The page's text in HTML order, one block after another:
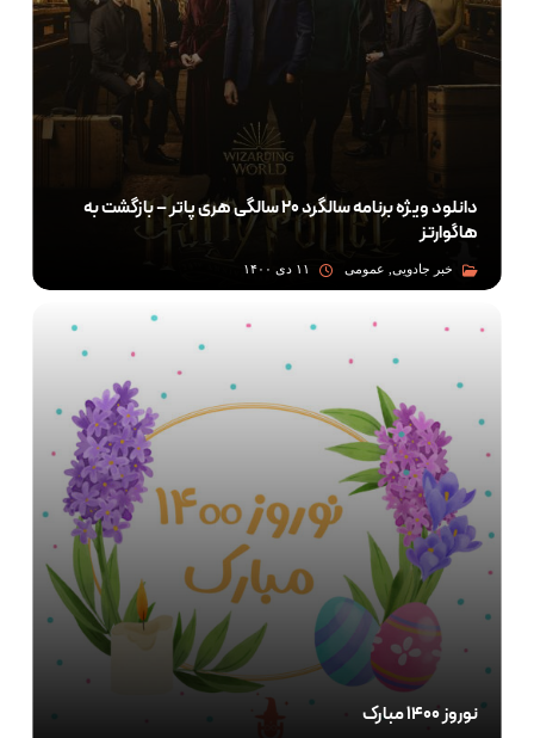
دانلود ویژه برنامه سالگرد ۲۰ سالگی هری پاتر – بازگشت به
هاگوارتز
۱۱ دی ۱۴۰۰ خبر جادویی, عمومی
نوروز ۱۴۰۰ مبارک